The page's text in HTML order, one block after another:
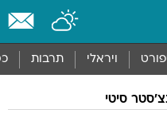
ויראלי תרבות
סיטי